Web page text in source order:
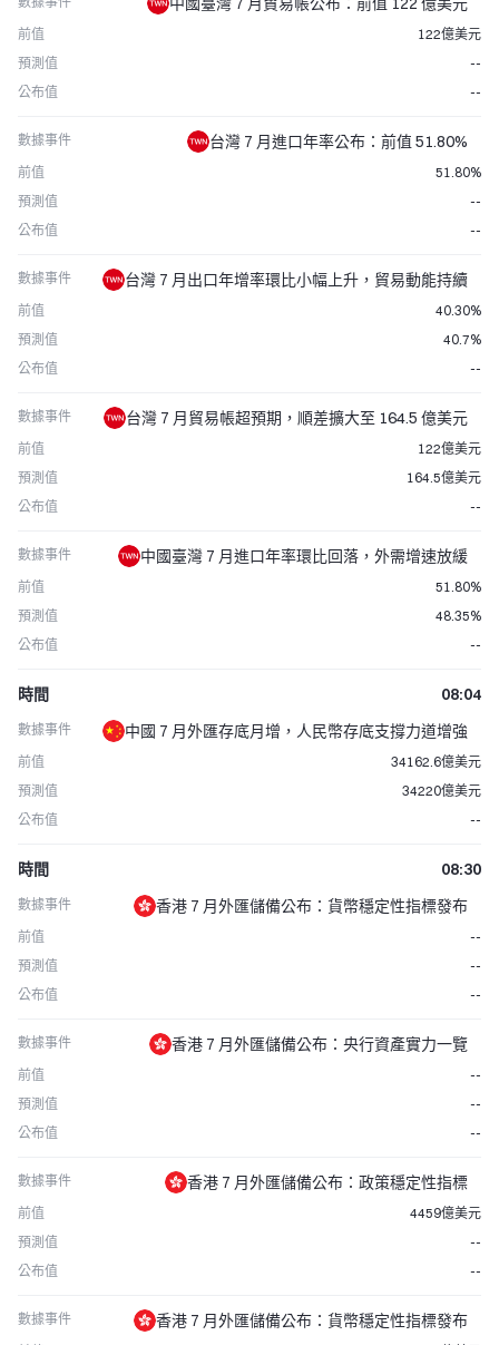
前值
122億美元
預測值
--
公布值
--
數據事件 台灣 7 月進口年率公布：前值 51.80%
前值
51.80%
預測值
--
公布值
--
數據事件 台灣 7 月出口年增率環比小幅上升，貿易動能持續
前值
40.30%
預測值
40.7%
公布值
--
數據事件 台灣 7 月貿易帳超預期，順差擴大至 164.5 億美元
前值
122億美元
預測值
164.5億美元
公布值
--
數據事件 中國臺灣 7 月進口年率環比回落，外需增速放緩
前值
51.80%
預測值
48.35%
公布值
--
時間 08:04
數據事件 中國 7 月外匯存底月增，人民幣存底支撐力道增強
前值
34162.6億美元
預測值
34220億美元
公布值
--
時間 08:30
數據事件 香港 7 月外匯儲備公布：貨幣穩定性指標發布
前值
--
預測值
--
公布值
--
數據事件 香港 7 月外匯儲備公布：央行資產實力一覽
前值
--
預測值
--
公布值
--
數據事件 香港 7 月外匯儲備公布：政策穩定性指標
前值
4459億美元
預測值
--
公布值
--
數據事件 香港 7 月外匯儲備公布：貨幣穩定性指標發布